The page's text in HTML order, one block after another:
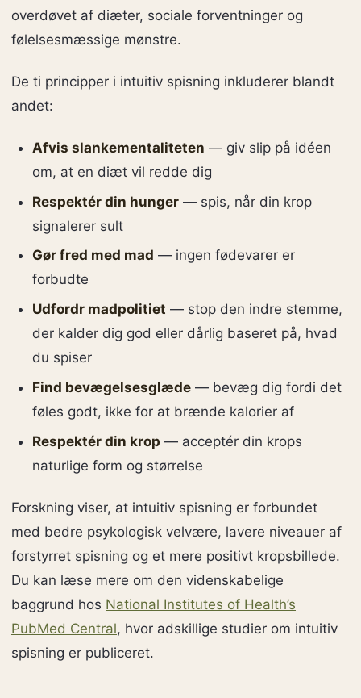
overdøvet af diæter, sociale forventninger og
følelsesmæssige mønstre.
De ti principper i intuitiv spisning inkluderer blandt
andet:
Afvis slankementaliteten — giv slip på idéen
om, at en diæt vil redde dig
Respektér din hunger— spis, når din krop
signalerer sult
Gør fred med mad — ingen fødevarer er
forbudte
Udfordr madpolitiet — stop den indre stemme,
der kalder dig god eller dårlig baseret på, hvad
du spiser
Find bevægelsesglæde— bevæg dig fordi det
føles godt, ikke for at brænde kalorier af
Respektér din krop — acceptér din krops
naturlige form og størrelse
Forskning viser, at intuitiv spisning er forbundet
med bedre psykologisk velvære, lavere niveauer af
forstyrret spisning og et mere positivt kropsbillede.
Du kan læse mere om den videnskabelige
baggrund hos National Institutes of Health’s
PubMed Central, hvor adskillige studier om intuitiv
spisning er publiceret.